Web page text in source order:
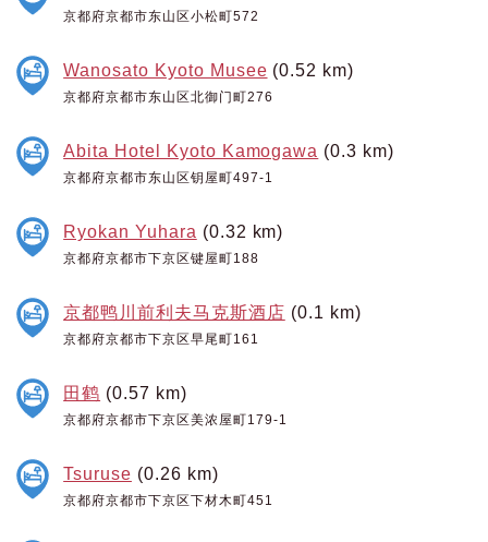
京都府京都市东山区小松町572
Wanosato Kyoto Musee (0.52 km)
京都府京都市东山区北御门町276
Abita Hotel Kyoto Kamogawa (0.3 km)
京都府京都市东山区钥屋町497-1
Ryokan Yuhara (0.32 km)
京都府京都市下京区键屋町188
京都鸭川前利夫马克斯酒店 (0.1 km)
京都府京都市下京区早尾町161
田鹤 (0.57 km)
京都府京都市下京区美浓屋町179-1
Tsuruse (0.26 km)
京都府京都市下京区下材木町451